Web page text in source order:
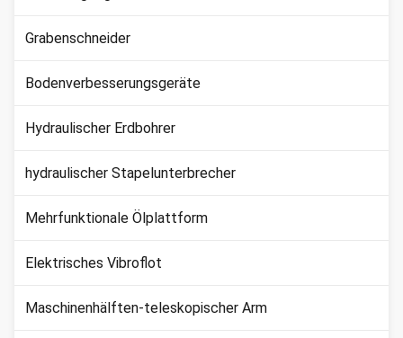
Grabenschneider
Bodenverbesserungsgeräte
Hydraulischer Erdbohrer
hydraulischer Stapelunterbrecher
Mehrfunktionale Ölplattform
Elektrisches Vibroflot
Maschinenhälften-teleskopischer Arm